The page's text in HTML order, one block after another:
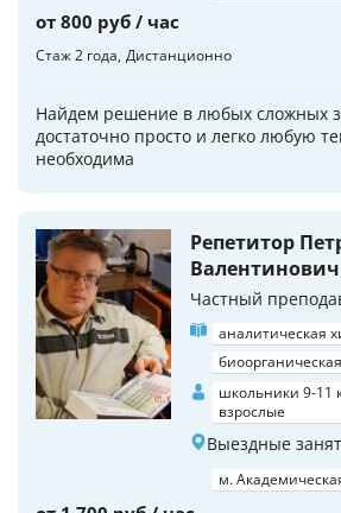
от 800 руб / час
Стаж 2 года Дистанционно
Найдем решение в любых сложных
достаточно просто и легко любую
необходима
Репетитор
Валентинович
Частный
аналитическая
школьники 9-11
взрослые
Выездные
м.